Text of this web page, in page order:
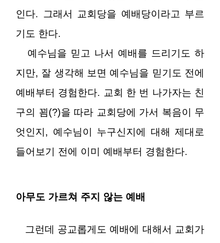
인다. 그래서 교회당을 예배당이라고 부르
기도 한다.
예수님을 믿고 나서 예배를 드리기도 하
지만, 잘 생각해 보면 예수님을 믿기도 전에
예배부터 경험한다. 교회 한 번 나가자는 친
구의 꾐(?)을 따라 교회당에 가서 복음이 무
엇인지, 예수님이 누구신지에 대해 제대로
들어보기 전에 이미 예배부터 경험한다.
아무도 가르쳐 주지 않는 예배
그런데 공교롭게도 예배에 대해서 교회가